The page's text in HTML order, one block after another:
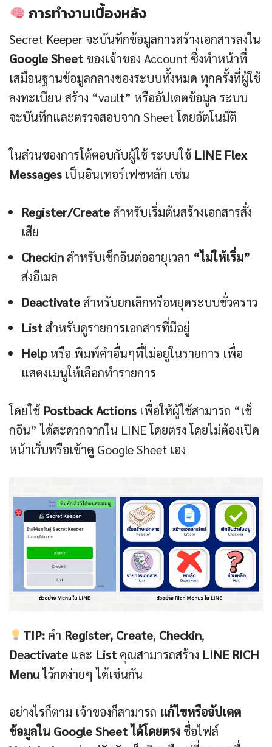
การทำงานเบื้องหลัง
Secret Keeper จะบันทึกข้อมูลการสร้างเอกสารลงใน
Google Sheet ของเจ้าของ Account ซึ่งทำหน้าที่
เสมือนฐานข้อมูลกลางของระบบทั้งหมด ทุกครั้งที่ผู้ใช้
ลงทะเบียน สร้าง “vault” หรืออัปเดตข้อมูล ระบบ
จะบันทึกและตรวจสอบจาก Sheet โดยอัตโนมัติ
ในส่วนของการโต้ตอบกับผู้ใช้ ระบบใช้ LINE Flex
Messages เป็นอินเทอร์เฟซหลัก เช่น
Register/Createสำหรับเริ่มต้นสร้างเอกสารสั่ง
เสีย
Checkinสำหรับเช็กอินต่ออายุเวลา “ไม่ให้เริ่ม”
ส่งอีเมล
Deactivateสำหรับยกเลิกหรือหยุดระบบชั่วคราว
Listสำหรับดูรายการเอกสารที่มีอยู่
Help หรือ พิมพ์คำอื่นๆที่ไม่อยู่ในรายการ เพื่อ
แสดงเมนูให้เลือกทำรายการ
โดยใช้ Postback Actions เพื่อให้ผู้ใช้สามารถ “เช็
กอิน” ได้สะดวกจากใน LINE โดยตรง โดยไม่ต้องเปิด
หน้าเว็บหรือเข้าดู Google Sheet เอง
TIP:คำ Register, Create, Checkin,
Deactivate และ List คุณสามารถสร้าง LINE RICH
Menuไว้กดง่ายๆ ได้เช่นกัน
อย่างไรก็ตาม เจ้าของก็สามารถ แก้ไขหรืออัปเดต
ข้อมูลใน Google Sheet ได้โดยตรง ชื่อไฟล์